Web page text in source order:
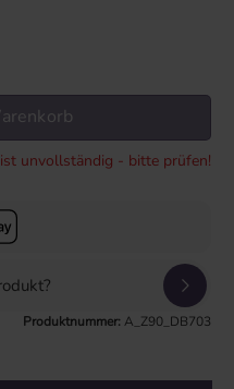
unvollständig - bitte prüfen!
Produktnummer: A_Z90_DB703